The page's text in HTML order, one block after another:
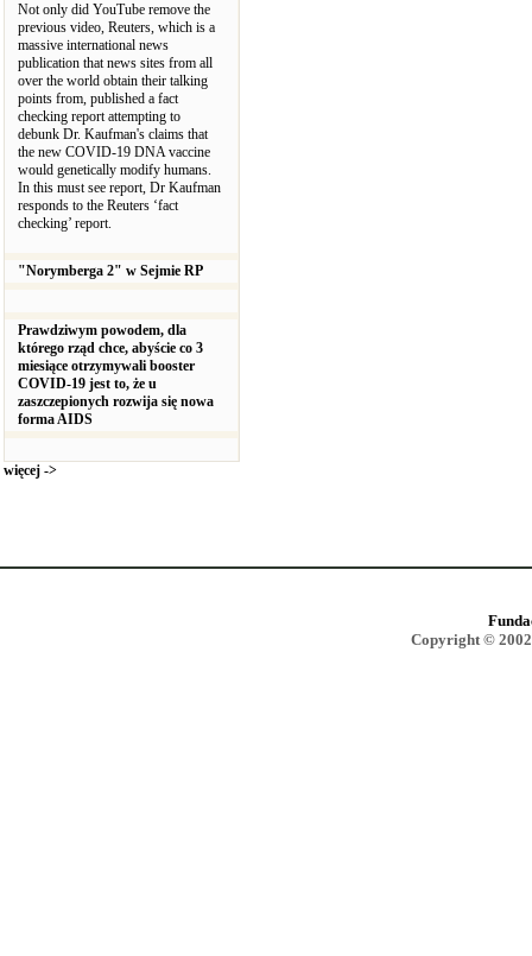
Not only did YouTube remove the
previous video, Reuters, which is a
massive international news
publication that news sites from all
over the world obtain their talking
points from, published a fact
checking report attempting to
debunk Dr. Kaufman's claims that
the new COVID-19 DNA vaccine
would genetically modify humans.
In this must see report, Dr Kaufman
responds to the Reuters ‘fact
checking’ report.
"Norymberga 2" w Sejmie RP
Prawdziwym powodem, dla
którego rząd chce, abyście co 3
miesiące otrzymywali booster
COVID-19 jest to, że u
zaszczepionych rozwija się nowa
forma AIDS
więcej ->
Copyright ©